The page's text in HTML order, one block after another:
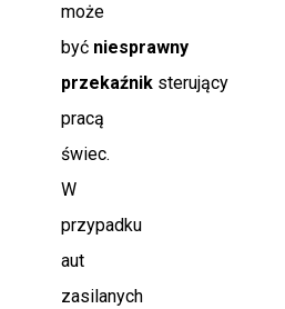
może
być niesprawny
przekaźnik sterujący
pracą
świec.
W
przypadku
aut
zasilanych